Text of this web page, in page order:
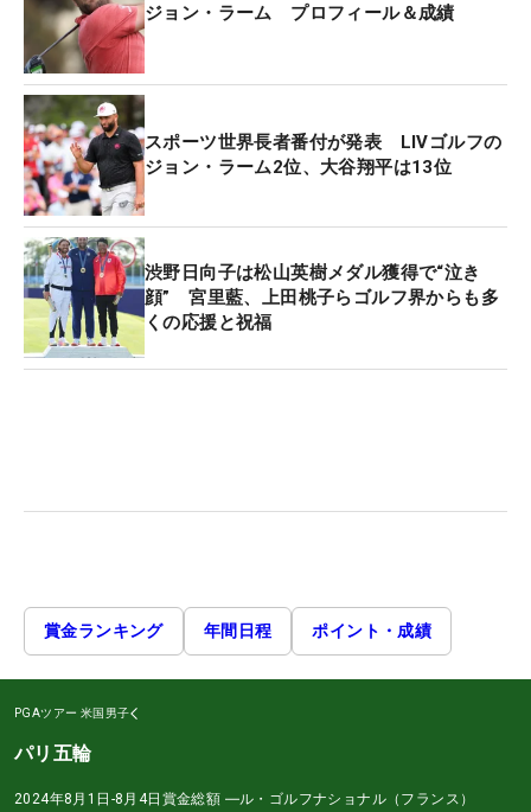
ジョン・ラーム プロフィール＆成績
スポーツ世界長者番付が発表 LIVゴルフの
ジョン・ラーム2位、大谷翔平は13位
渋野日向子は松山英樹メダル獲得で“泣き
顔” 宮里藍、上田桃子らゴルフ界からも多
くの応援と祝福
賞金ランキング 年間日程 ポイント・成績
PGAツアー 米国男子
パリ五輪
2024年8月1日-8月4日 賞金総額 ―ル・ゴルフナショナル（フランス）